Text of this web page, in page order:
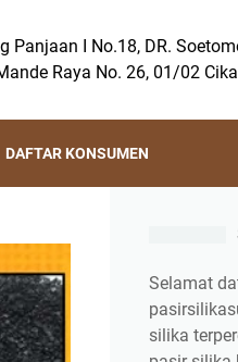
Panjaan I No.18, DR.
Raya No. 26, 01/02
DAFTAR KONSUMEN
Selamat
silika